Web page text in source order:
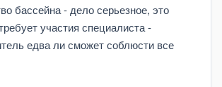
бассейна - дело серьезное, это
участия специалиста -
едва ли сможет соблюсти все